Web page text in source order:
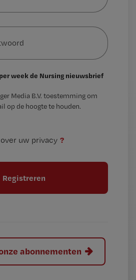
week de Nursing nieuwsbrief
Media B.V. toestemming om
op de hoogte te houden.
uw privacy ?
abonnementen